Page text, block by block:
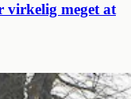
virkelig meget at